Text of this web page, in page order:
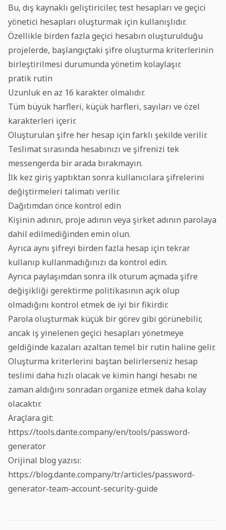
Bu, dış kaynaklı geliştiriciler, test hesapları ve geçici
yönetici hesapları oluşturmak için kullanışlıdır.
Özellikle birden fazla geçici hesabın oluşturulduğu
projelerde, başlangıçtaki şifre oluşturma kriterlerinin
birleştirilmesi durumunda yönetim kolaylaşır.
pratik rutin
Uzunluk en az 16 karakter olmalıdır.
Tüm büyük harfleri, küçük harfleri, sayıları ve özel
karakterleri içerir.
Oluşturulan şifre her hesap için farklı şekilde verilir.
Teslimat sırasında hesabınızı ve şifrenizi tek
messengerda bir arada bırakmayın.
İlk kez giriş yaptıktan sonra kullanıcılara şifrelerini
değiştirmeleri talimatı verilir.
Dağıtımdan önce kontrol edin
Kişinin adının, proje adının veya şirket adının parolaya
dahil edilmediğinden emin olun.
Ayrıca aynı şifreyi birden fazla hesap için tekrar
kullanıp kullanmadığınızı da kontrol edin.
Ayrıca paylaşımdan sonra ilk oturum açmada şifre
değişikliği gerektirme politikasının açık olup
olmadığını kontrol etmek de iyi bir fikirdir.
Parola oluşturmak küçük bir görev gibi görünebilir,
ancak iş yinelenen geçici hesapları yönetmeye
geldiğinde kazaları azaltan temel bir rutin haline gelir.
Oluşturma kriterlerini baştan belirlerseniz hesap
teslimi daha hızlı olacak ve kimin hangi hesabı ne
zaman aldığını sonradan organize etmek daha kolay
olacaktır.
Araçlara git:
https://tools.dante.company/en/tools/password-
generator
Orijinal blog yazısı:
https://blog.dante.company/tr/articles/password-
generator-team-account-security-guide